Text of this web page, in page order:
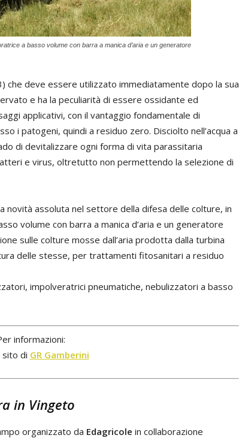
a basso volume con barra a manica d’aria e un generatore
che deve essere utilizzato immediatamente dopo la sua
e ha la peculiarità di essere ossidante ed
applicativi, con il vantaggio fondamentale di
i patogeni, quindi a residuo zero. Disciolto nell’acqua a
di devitalizzare ogni forma di vita parassitaria
e virus, oltretutto non permettendo la selezione di
novità assoluta nel settore della difesa delle colture, in
volume con barra a manica d’aria e un generatore
sulle colture mosse dall’aria prodotta dalla turbina
delle stesse, per trattamenti fitosanitari a residuo
impolveratrici pneumatiche, nebulizzatori a basso
informazioni:
sito di GR Gamberini
in Vingeto
organizzato da Edagricole in collaborazione